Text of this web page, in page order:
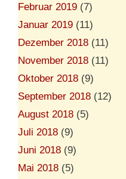
Februar 2019 (7)
Januar 2019 (11)
Dezember 2018 (11)
November 2018 (11)
Oktober 2018 (9)
September 2018 (12)
August 2018 (5)
Juli 2018 (9)
Juni 2018 (9)
Mai 2018 (5)